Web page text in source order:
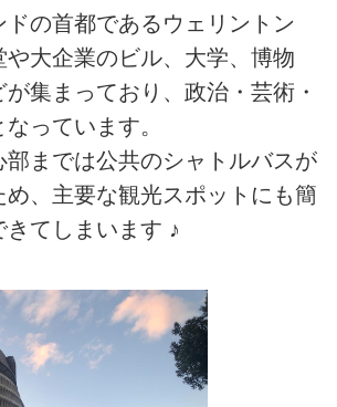
ドの首都であるウェリントン
や大企業のビル、大学、博物
集まっており、政治・芸術・
っています。
部までは公共のシャトルバスが
、主要な観光スポットにも簡
てしまいます ♪